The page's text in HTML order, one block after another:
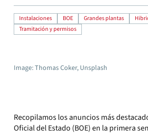
Instalaciones BOE Grandes plantas
Tramitación y permisos
Image: Thomas Coker, Unsplash
Recopilamos los anuncios más
Oficial del Estado (BOE) en la primera